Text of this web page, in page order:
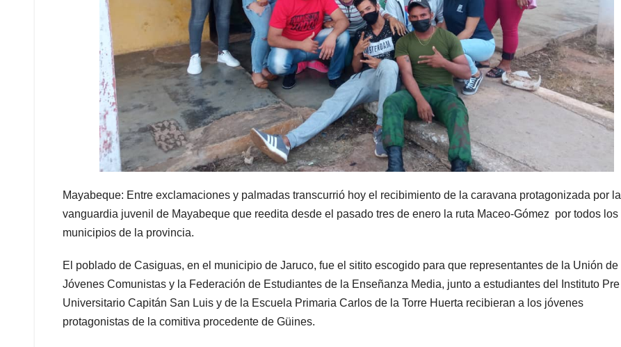
Mayabeque: Entre exclamaciones y palmadas transcurrió hoy el recibimiento de la caravana protagonizada por la
vanguardia juvenil de Mayabeque que reedita desde el pasado tres de enero la ruta Maceo-Gómez por todos los
municipios de la provincia.
El poblado de Casiguas, en el municipio de Jaruco, fue el sitito escogido para que representantes de la Unión de
Jóvenes Comunistas y la Federación de Estudiantes de la Enseñanza Media, junto a estudiantes del Instituto Pre
Universitario Capitán San Luis y de la Escuela Primaria Carlos de la Torre Huerta recibieran a los jóvenes
protagonistas de la comitiva procedente de Güines.